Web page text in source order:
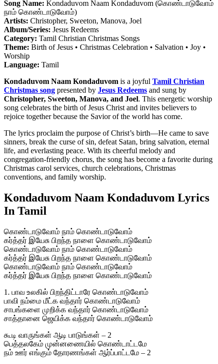
Song Name: Kondaduvom Naam Kondaduvom (கொண்டாடுவோம்
நாம் கொண்டாடுவோம்)
Artists: Christopher, Sweeton, Manova, Joel
Album/Series: Jesus Redeems
Category: Tamil Christian Christmas Songs
Theme: Birth of Jesus • Christmas Celebration • Salvation • Joy •
Worship
Language: Tamil
Kondaduvom Naam Kondaduvom is a joyful Tamil Christian
Christmas song presented by Jesus Redeems and sung by
Christopher, Sweeton, Manova, and Joel. This energetic worship
song celebrates the birth of Jesus Christ and invites believers to
rejoice together because the Savior of the world has come.
The lyrics proclaim the purpose of Christ’s birth—He came to save
sinners, break the curse of sin, defeat Satan, bring salvation, eternal
life, and everlasting peace. With its cheerful melody and
congregation-friendly chorus, the song has become a favorite during
Christmas carol services, church celebrations, Christmas
conventions, and family worship.
Kondaduvom Naam Kondaduvom Lyrics
In Tamil
கொண்டாடுவோம் நாம் கொண்டாடுவோம்
கர்த்தர் இயேசு பிறந்த நாளை கொண்டாடுவோம்
கொண்டாடுவோம் நாம் கொண்டாடுவோம்
கர்த்தர் இயேசு பிறந்த நாளை கொண்டாடுவோம்
கொண்டாடுவோம் நாம் கொண்டாடுவோம்
கர்த்தர் இயேசு பிறந்த நாளை கொண்டாடுவோம்
1. பாவ உலகில் பிறந்திட்டாரே கொண்டாடுவோம்
பாவி நம்மை மீட்க வந்தார் கொண்டாடுவோம்
சாபங்களை முறிக்க வந்தார் கொண்டாடுவோம்
சாத்தானை ஜெயிக்க வந்தார் கொண்டாடுவோம்
கூடி வாருங்கள் ஆடி பாடுங்கள் – 2
பெத்தலகேம் முன்னணையில் கொண்டாட்டமே
நம் ஊர் எங்கும் தோரணங்கள் ஆர்ப்பாட்டமே – 2